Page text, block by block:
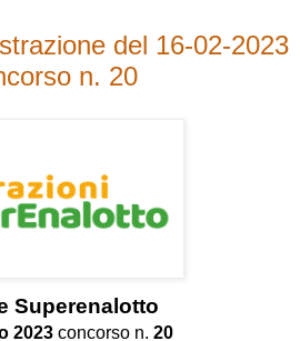
del 16-02-2023
n. 20
Superenalotto
2023concorso n. 20